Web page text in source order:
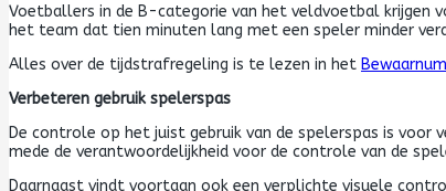
Voetballers in de B-categorie van het veldvoetbal krijgen
het team dat tien minuten lang met een speler minder
Alles over de tijdstrafregeling is te lezen in het
Verbeteren gebruik spelerspas
De controle op het juist gebruik van de spelerspas is voor
mede de verantwoordelijkheid voor de controle van de
Daarnaast vindt voortaan ook een verplichte visuele